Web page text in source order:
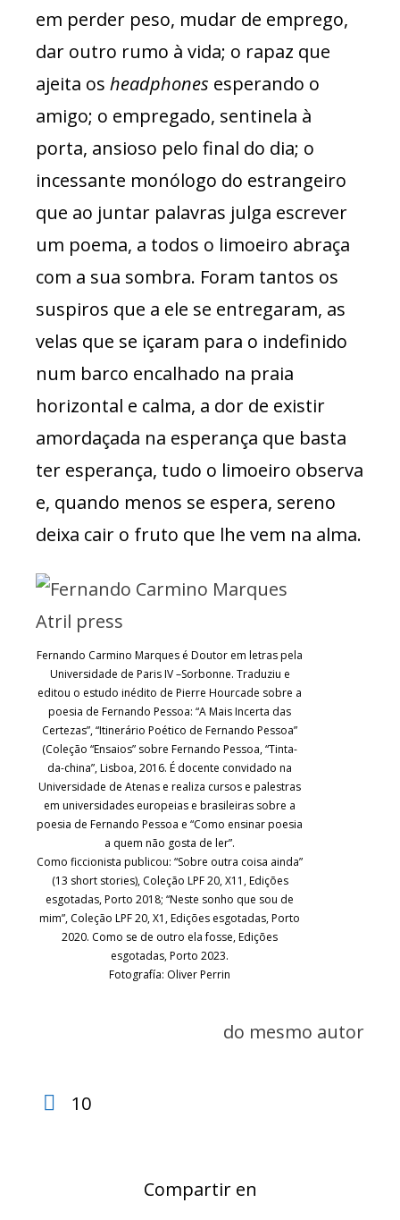
em perder peso, mudar de emprego,
dar outro rumo à vida; o rapaz que
ajeita os headphones esperando o
amigo; o empregado, sentinela à
porta, ansioso pelo final do dia; o
incessante monólogo do estrangeiro
que ao juntar palavras julga escrever
um poema, a todos o limoeiro abraça
com a sua sombra. Foram tantos os
suspiros que a ele se entregaram, as
velas que se içaram para o indefinido
num barco encalhado na praia
horizontal e calma, a dor de existir
amordaçada na esperança que basta
ter esperança, tudo o limoeiro observa
e, quando menos se espera, sereno
deixa cair o fruto que lhe vem na alma.
Fernando Carmino Marques é Doutor em letras pela
Universidade de Paris IV –Sorbonne. Traduziu e
editou o estudo inédito de Pierre Hourcade sobre a
poesia de Fernando Pessoa: “A Mais Incerta das
Certezas”, “Itinerário Poético de Fernando Pessoa”
(Coleção “Ensaios” sobre Fernando Pessoa, “Tinta-
da-china”, Lisboa, 2016. É docente convidado na
Universidade de Atenas e realiza cursos e palestras
em universidades europeias e brasileiras sobre a
poesia de Fernando Pessoa e “Como ensinar poesia
a quem não gosta de ler”.
Como ficcionista publicou: “Sobre outra coisa ainda”
(13 short stories), Coleção LPF 20, X11, Edições
esgotadas, Porto 2018; “Neste sonho que sou de
mim”, Coleção LPF 20, X1, Edições esgotadas, Porto
2020. Como se de outro ela fosse, Edições
esgotadas, Porto 2023.
Fotografía: Oliver Perrin
do mesmo autor
10
Compartir en